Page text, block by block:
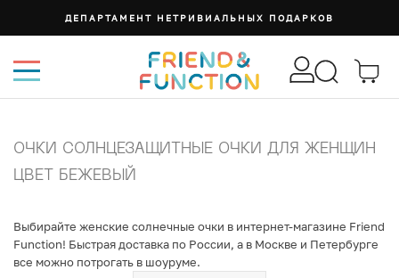
ДЕПАРТАМЕНТ НЕТРИВИАЛЬНЫХ ПОДАРКОВ
ОЧКИ СОЛНЦЕЗАЩИТНЫЕ ОЧКИ ДЛЯ ЖЕНЩИН
ЦВЕТ БЕЖЕВЫЙ
Выбирайте женские солнечные очки в интернет-магазине Friend
Function! Быстрая доставка по России, а в Москве и Петербурге
все можно потрогать в шоуруме.